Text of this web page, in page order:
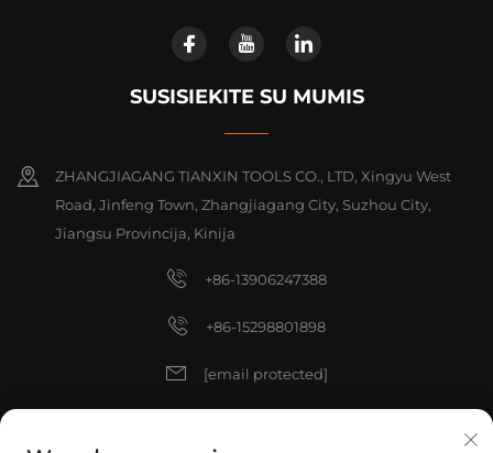
SUSISIEKITE SU MUMIS
ZHANGJIAGANG TIANXIN TOOLS CO., LTD, Xingyu West
Road, Jinfeng Town, Zhangjiagang City, Suzhou City,
Jiangsu Provincija, Kinija
+86-13906247388
+86-15298801898
[email protected]